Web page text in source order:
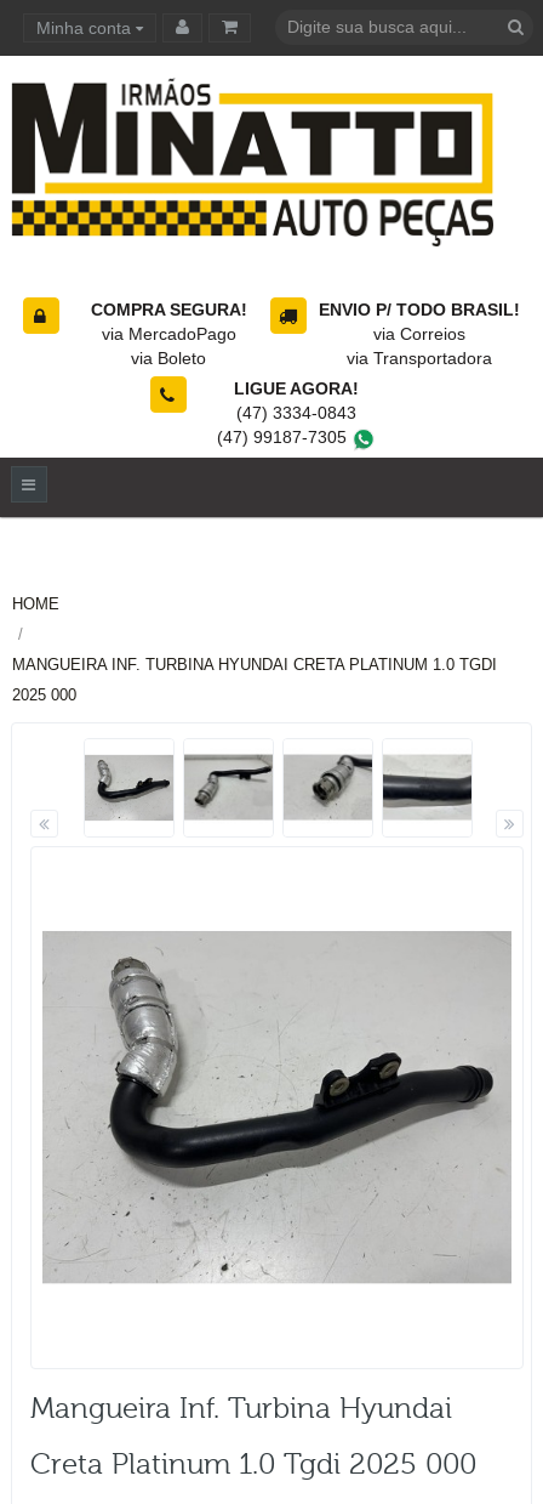
Minha conta
COMPRA SEGURA!
via MercadoPago
via Boleto
ENVIO P/ TODO BRASIL!
via Correios
via Transportadora
LIGUE AGORA!
(47) 3334-0843
(47) 99187-7305
HOME
MANGUEIRA INF. TURBINA HYUNDAI CRETA PLATINUM 1.0 TGDI
2025 000
Mangueira Inf. Turbina Hyundai
Creta Platinum 1.0 Tgdi 2025 000